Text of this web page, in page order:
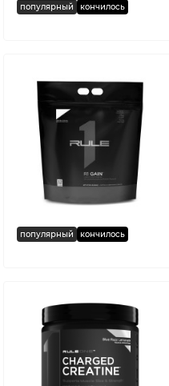
популярный кончилось
популярный кончилось